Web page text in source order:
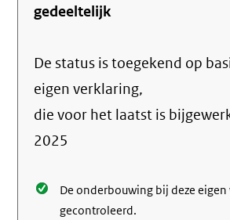
gedeeltelijk
De status is toegekend op
eigen verklaring,
die voor het laatst is
2025
De onderbouwing bij deze eigen
gecontroleerd.